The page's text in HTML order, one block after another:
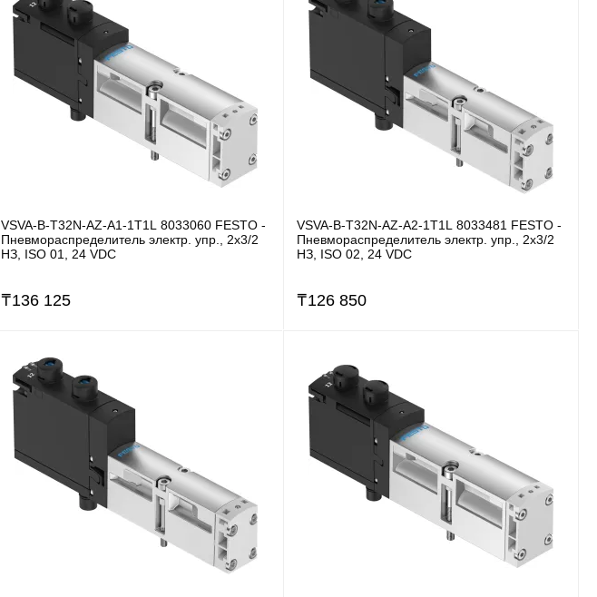
VSVA-B-T32N-AZ-A1-1T1L 8033060 FESTO -
Пневмораспределитель электр. упр., 2x3/2
НЗ, ISO 01, 24 VDC
₸136 125
VSVA-B-T32N-AZ-A2-1T1L 8033481 FESTO -
Пневмораспределитель электр. упр., 2x3/2
НЗ, ISO 02, 24 VDC
₸126 850